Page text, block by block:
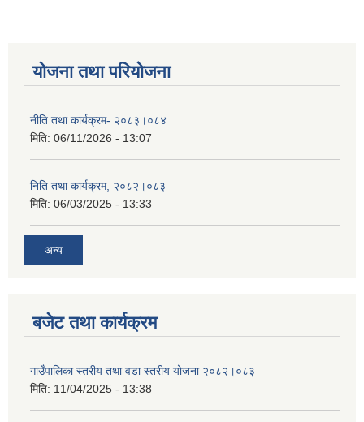
योजना तथा परियोजना
नीति तथा कार्यक्रम- २०८३।०८४
मिति: 06/11/2026 - 13:07
निति तथा कार्यक्रम, २०८२।०८३
मिति: 06/03/2025 - 13:33
अन्य
बजेट तथा कार्यक्रम
गाउँपालिका स्तरीय तथा वडा स्तरीय योजना २०८२।०८३
मिति: 11/04/2025 - 13:38